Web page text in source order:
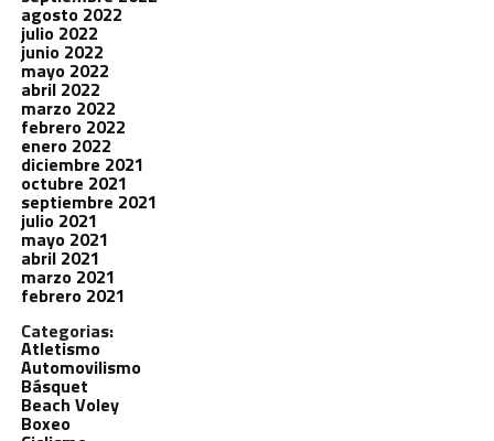
agosto 2022
julio 2022
junio 2022
mayo 2022
abril 2022
marzo 2022
febrero 2022
enero 2022
diciembre 2021
octubre 2021
septiembre 2021
julio 2021
mayo 2021
abril 2021
marzo 2021
febrero 2021
Categorias:
Atletismo
Automovilismo
Básquet
Beach Voley
Boxeo